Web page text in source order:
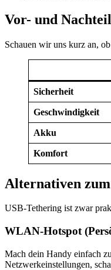
Vor- und
Schauen wir uns kurz an,
Sicherheit
Geschwindigkeit
Akku
Komfort
Alternativen
USB-Tethering ist zwar
WLAN-Hotspot
Mach dein Handy einfach
Netzwerkeinstellungen,